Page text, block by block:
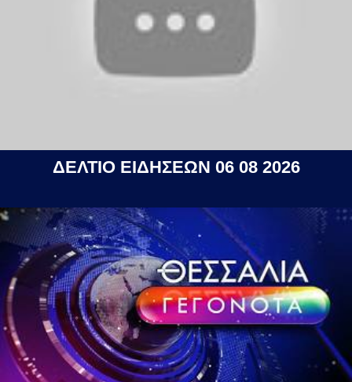
ΔΕΛΤΙΟ ΕΙΔΗΣΕΩΝ 06 08 2026